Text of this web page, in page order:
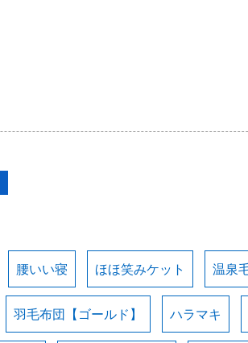
腰いい寝 ほほ笑みケット 温泉
羽毛布団【ゴールド】 ハラマキ